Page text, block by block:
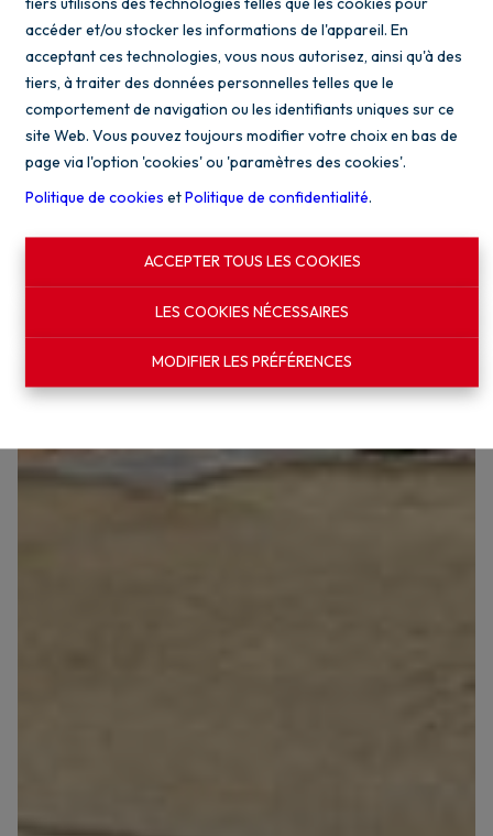
accéder et/ou stocker les informations de l'appareil. En
acceptant ces technologies, vous nous autorisez, ainsi qu'à des
tiers, à traiter des données personnelles telles que le
comportement de navigation ou les identifiants uniques sur ce
site Web. Vous pouvez toujours modifier votre choix en bas de
page via l'option 'cookies' ou 'paramètres des cookies'.
Politique de cookies etPolitique de confidentialité.
ACCEPTER TOUS LES COOKIES
LES COOKIES NÉCESSAIRES
MODIFIER LES PRÉFÉRENCES